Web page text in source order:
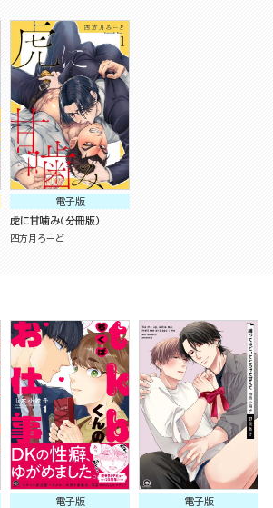
電子版
虎に甘噛み（分冊版）
四方月ろーど
電子版
電子版